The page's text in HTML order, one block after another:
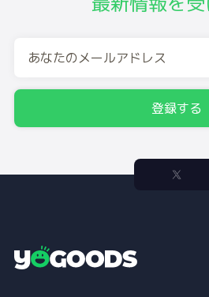
登録する